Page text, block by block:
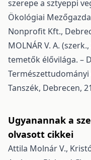
szerepe a sztyeppi
Ökológiai
Nonprofit Kft.,
MOLNÁR V. A.
temetők élővilága. –
Természettudományi
Tanszék, Debrecen,
Ugyanannak a
olvasott cikkei
Attila Molnár V.,